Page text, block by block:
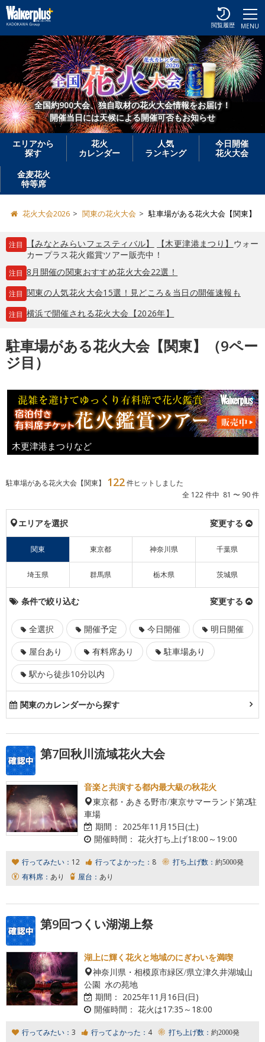
MENU
閲覧履歴
全国約900大会、独自取材の花火大会情報をお届け！
開催当日には天候による開催可否もお知らせ
エリアから
探す
花火
カレンダー
人気
ランキング
今日開催
花火大会
金麦花火
特等席
花火大会2026 関東の花火大会 駐車場がある花火大会【関東】
注目 【みなとみらいフェスティバル】 【木更津港まつり】 ウォー
カープラス花火鑑賞ツアー販売中！
注目 8月開催の関東おすすめ花火大会22選！
注目 関東の人気花火大会15選！見どころ＆当日の開催速報も
注目 横浜で開催される花火大会【2026年】
駐車場がある花火大会【関東】（9ペー
ジ目）
木更津港まつりなど
駐車場がある花火大会【関東】 122件ヒットしました
全 122 件中 81 〜 90 件
エリアを選択 変更する
関東 東京都 神奈川県 千葉県
埼玉県 群馬県 栃木県 茨城県
条件で絞り込む 変更する
全選択 開催予定 今日開催
明日開催
屋台あり
有料席あり
駐車場あり
駅から徒歩10分以内
関東のカレンダーから探す
第7回秋川流域花火大会
音楽と共演する都内最大級の秋花火
東京都・あきる野市/東京サマーランド第2駐
車場
期間： 2025年11月15日(土)
開催時間： 花火打ち上げ18:00～19:00
行ってみたい： 12 行ってよかった： 8 打ち上げ数： 約5000発
有料席： あり 屋台： あり
第9回つくい湖湖上祭
湖上に輝く花火と地域のにぎわいを満喫
神奈川県・相模原市緑区/県立津久井湖城山
公園 水の苑地
期間： 2025年11月16日(日)
開催時間： 花火は17:35～18:00
行ってみたい： 3 行ってよかった： 4 打ち上げ数： 約2000発